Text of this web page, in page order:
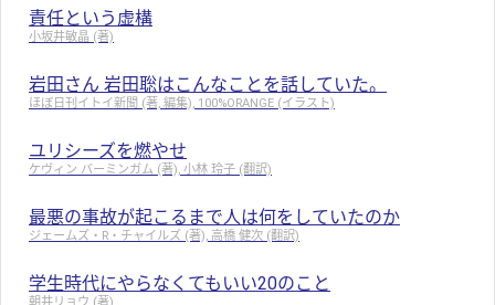
責任という虚構
小坂井敏晶 (著)
岩田さん 岩田聡はこんなことを話していた。
ほぼ日刊イトイ新聞 (著, 編集), 100%ORANGE (イラスト)
ユリシーズを燃やせ
ケヴィン バーミンガム (著), 小林 玲子 (翻訳)
最悪の事故が起こるまで人は何をしていたのか
ジェームズ・R・チャイルズ (著), 高橋 健次 (翻訳)
学生時代にやらなくてもいい20のこと